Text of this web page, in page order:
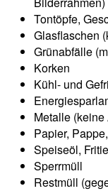
Tontöpfe,
Glasflaschen
Grünabfälle
Korken
Kühl- und
Metalle
Papier,
Speiseöl,
Sperrmüll
Restmüll